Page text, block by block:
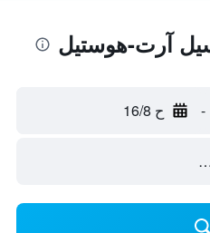
آرت-هوستيل
- ح 16/8